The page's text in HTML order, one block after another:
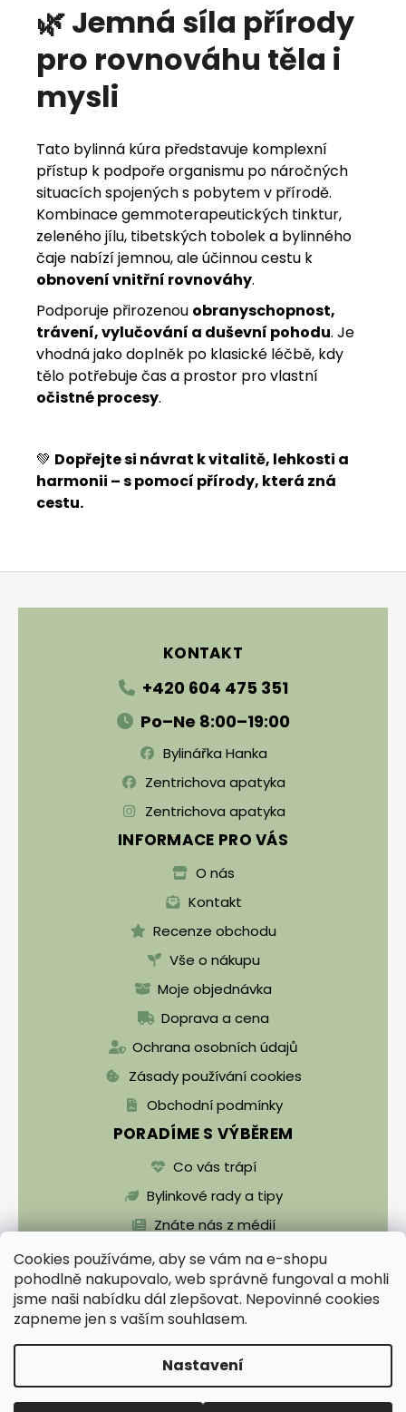
Cookies používáme, aby se vám na e-shopu
pohodlně nakupovalo, web správně fungoval a mohli
jsme naši nabídku dál zlepšovat. Nepovinné cookies
zapneme jen s vaším souhlasem.
Nastavení
🌿 Jemná síla přírody
pro rovnováhu těla i
mysli
Tato bylinná kúra představuje komplexní
přístup k podpoře organismu po náročných
situacích spojených s pobytem v přírodě.
Kombinace gemmoterapeutických tinktur,
zeleného jílu, tibetských tobolek a bylinného
čaje nabízí jemnou, ale účinnou cestu k
obnovení vnitřní rovnováhy.
Podporuje přirozenou obranyschopnost,
trávení, vylučování a duševní pohodu. Je
vhodná jako doplněk po klasické léčbě, kdy
tělo potřebuje čas a prostor pro vlastní
očistné procesy.
💚 Dopřejte si návrat k vitalitě, lehkosti a
harmonii – s pomocí přírody, která zná
cestu.
KONTAKT
+420 604 475 351
Po–Ne 8:00–19:00
Bylinářka Hanka
Zentrichova apatyka
Zentrichova apatyka
INFORMACE PRO VÁS
O nás
Kontakt
Recenze obchodu
Vše o nákupu
Moje objednávka
Doprava a cena
Ochrana osobních údajů
Zásady používání cookies
Obchodní podmínky
PORADÍME S VÝBĚREM
Co vás trápí
Bylinkové rady a tipy
Znáte nás z médií
Vytvořil Shoptet
Karel pro zdraví. Všechna práva vyhrazena.